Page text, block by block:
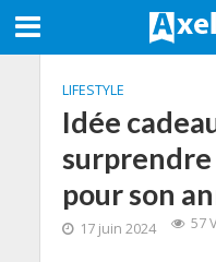
LIFESTYLE
Idée
pour son
17 juin 2024 57